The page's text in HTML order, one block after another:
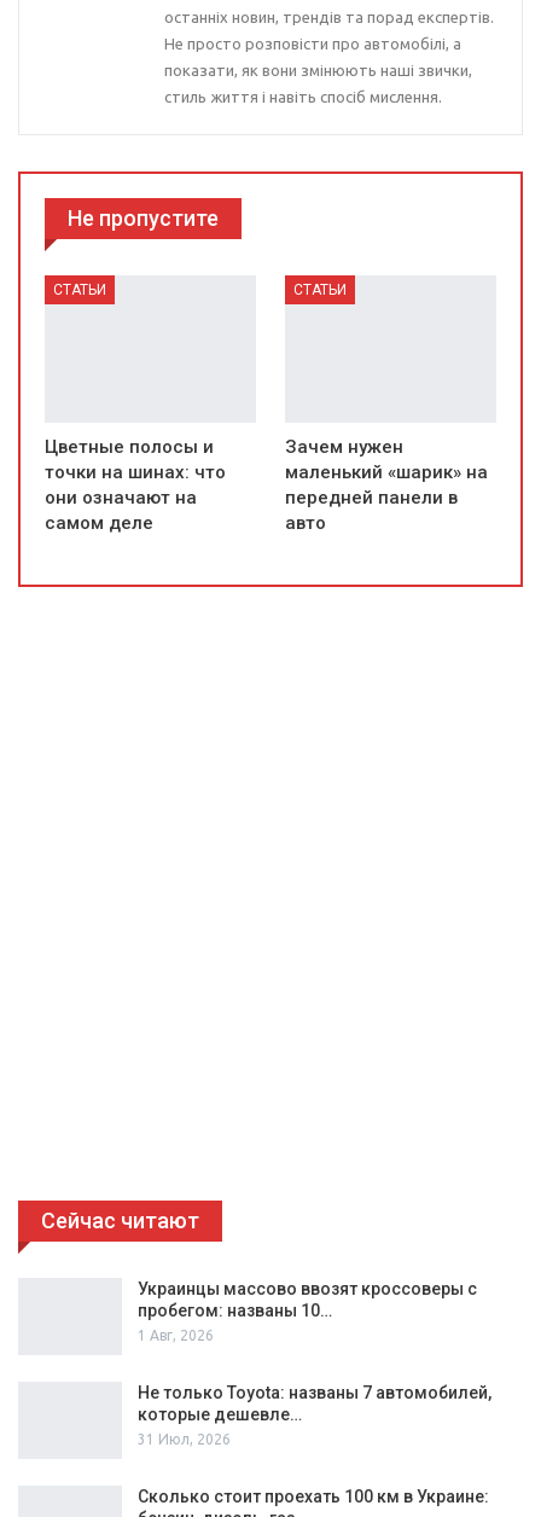
останніх новин, трендів та порад експертів.
Не просто розповісти про автомобілі, а
показати, як вони змінюють наші звички,
стиль життя і навіть спосіб мислення.
Не пропустите
СТАТЬИ
Цветные полосы и
точки на шинах: что
они означают на
самом деле
СТАТЬИ
Зачем нужен
маленький «шарик» на
передней панели в
авто
Сейчас читают
Украинцы массово ввозят кроссоверы с
пробегом: названы 10…
1 Авг, 2026
Не только Toyota: названы 7 автомобилей,
которые дешевле…
31 Июл, 2026
Сколько стоит проехать 100 км в Украине: